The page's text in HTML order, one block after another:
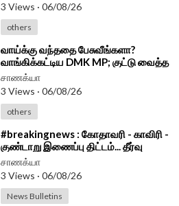
3 Views · 06/08/26
others
⁣வாய்க்கு வந்ததை பேசுவீங்களா?
வாங்கிக்கட்டிய DMK MP; குட்டு வைத்த
சபாநாயகர் | Parliament 2026
சாணக்யா
3 Views · 06/08/26
others
⁣#breakingnews : கோதாவரி - காவிரி -
குண்டாறு இணைப்பு திட்டம்... தீர்வு
சொன்ன Vijay...| TVK Government
சாணக்யா
3 Views · 06/08/26
News Bulletins